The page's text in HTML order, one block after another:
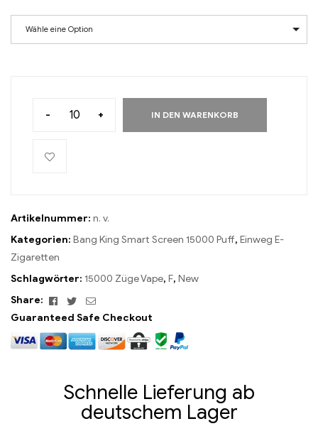
Wähle eine Option
- + IN DEN WARENKORB
Artikelnummer: n. v.
Kategorien: Bang King Smart Screen 15000 Puff, Einweg E-
Zigaretten
Schlagwörter: 15000 Züge Vape, F, New
Share:
Facebook
TwitterEmail
Guaranteed Safe Checkout
Schnelle Lieferung ab
deutschem Lager